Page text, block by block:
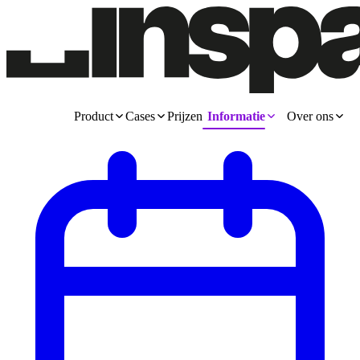
Product Cases Prijzen Informatie Over ons